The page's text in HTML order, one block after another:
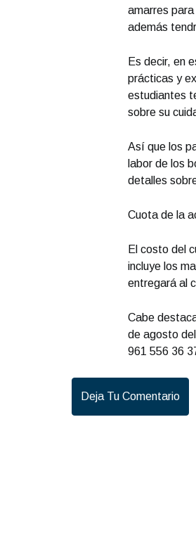
amarres
además
Es decir, en
prácticas y
estudiantes
sobre su
Así que los
labor de los
detalles
Cuota de la
El costo del
incluye los
entregará al
Cabe
de agosto
961 556 36
Deja Tu Comentario